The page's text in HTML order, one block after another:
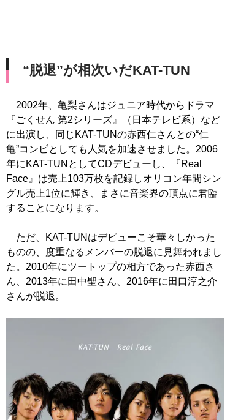
“脱退”が相次いだKAT-TUN
2002年、亀梨さんはジュニア時代からドラマ
『ごくせん 第2シリーズ』（日本テレビ系）など
に出演し、同じKAT-TUNの赤西仁さんとの“仁
亀”コンビとしても人気を加速させました。2006
年にKAT-TUNとしてCDデビューし、『Real
Face』は売上103万枚を記録しオリコン年間シン
グル売上1位に輝き、まさに音楽界の頂点に君臨
することになります。
ただ、KAT-TUNはデビューこそ華々しかった
ものの、度重なるメンバーの脱退に見舞われまし
た。2010年にツートップの相方であった赤西さ
ん、2013年に田中聖さん、2016年に田口淳之介
さんが脱退。